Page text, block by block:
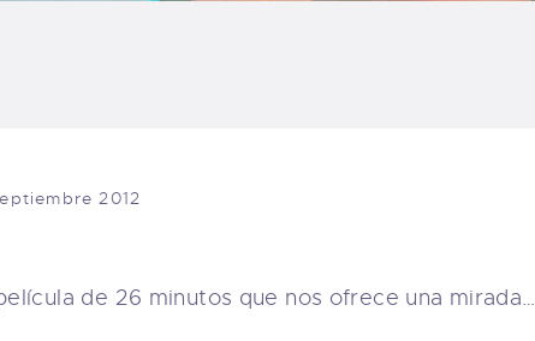
TIENDA FAMILY
2012
de 26 minutos que nos ofrece una mirada…